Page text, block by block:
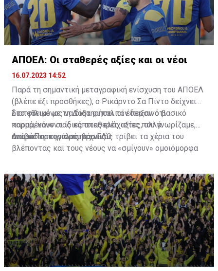
ΑΠΟΕΛ: Οι σταθερές αξίες και οι νέοι
16.07.2023 14:52
Παρά τη σημαντική μεταγραφική ενίσχυση του ΑΠΟΕΛ
(βλέπε έξι προσθήκες), ο Ρικάρντο Σα Πίντο δείχνει
διατεθειμένος να διατηρήσει τον περσινό βασικό
κορμό, κάνοντας κάποιες ελάχιστες, αλλά
απαραίτητες παρεμβάσεις.
Στο φιλικό με τη Δόξα οι παλιοί έδειξαν ότι
παραμένουν οι ίδιες σταθερές αξίες που γνωρίζαμε,
ενώ ο Πορτογάλος τεχνικός τρίβει τα χέρια του
βλέποντας και τους νέους να «σμίγουν» ομοιόμορφα
Διαβάστε περισσότεραΕΔΩ.